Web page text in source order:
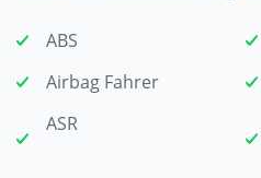
ABS
Airbag Fahrer
ASR